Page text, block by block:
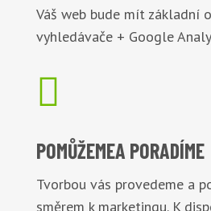
Váš web bude mít základní
vyhledávače + Google

POMŮŽEMEA PORADÍME
Tvorbou vás provedeme a
směrem k marketingu. K